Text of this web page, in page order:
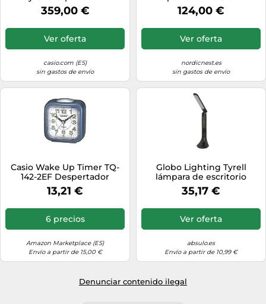
359,00 €
Ver oferta
casio.com (ES)
sin gastos de envío
rojo rojo
124,00 €
Ver oferta
nordicnest.es
sin gastos de envío
Casio Wake Up Timer TQ-
142-2EF Despertador
13,21 €
6 precios
Amazon Marketplace (ES)
Envío a partir de 15,00 €
Globo Lighting Tyrell
lámpara de escritorio
inteligente 1x4 W negro
58329B
35,17 €
Ver oferta
absulo.es
Envío a partir de 10,99 €
Denunciar contenido ilegal